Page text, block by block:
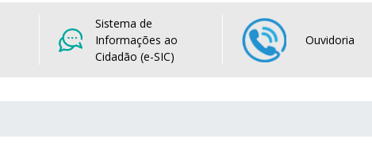
Sistema de
Informações ao
Cidadão (e-SIC)
Ouvidoria